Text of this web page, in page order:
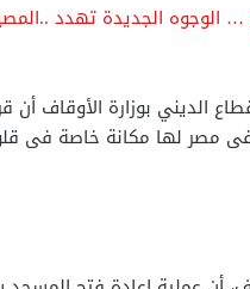
الجديدة تهدد
الديني بوزارة الأوقاف
مصر لها مكانة خاصة فى